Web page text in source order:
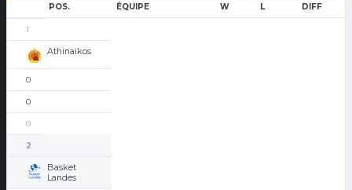
POS. ÉQUIPE W L DIFF
1
Athinaikos
0
0
0
2
Basket
Landes